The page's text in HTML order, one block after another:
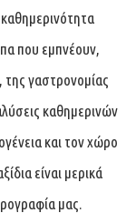
που εμπνέουν,
γαστρονομίας
καθημερινών
και τον χώρο
είναι μερικά
μας.